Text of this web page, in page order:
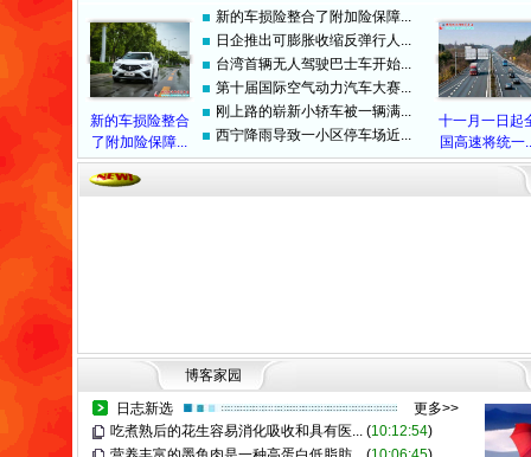
新的车损险整合
了附加险保障...
新的车损险整合了附加险保障...
日企推出可膨胀收缩反弹行人...
台湾首辆无人驾驶巴士车开始...
第十届国际空气动力汽车大赛...
刚上路的崭新小轿车被一辆满...
西宁降雨导致一小区停车场近...
十一月一日起
国高速将统一
博客家园
日志新选
更多>>
吃煮熟后的花生容易消化吸收和具有医... (10:12:54)